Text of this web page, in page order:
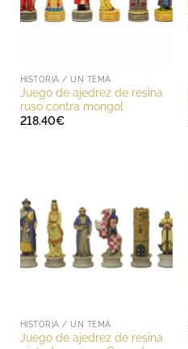
HISTORIA / UN TEMA
Juego de ajedrez de resina
ruso contra mongol
218.40€
HISTORIA / UN TEMA
Juego de ajedrez de resina